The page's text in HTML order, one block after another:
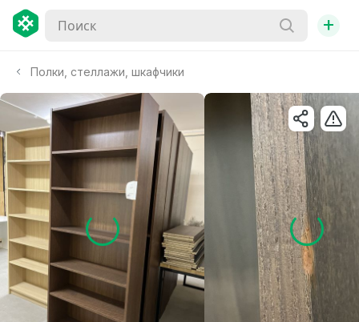
+
Полки, стеллажи, шкафчики